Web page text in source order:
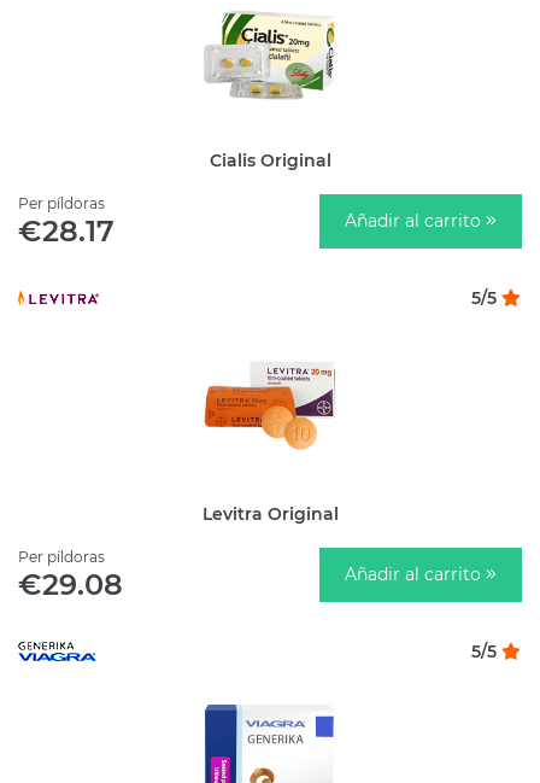
Cialis Original
Per píldoras
€28.17 Añadir al carrito
5/5
Levitra Original
Per píldoras
€29.08 Añadir al carrito
5/5